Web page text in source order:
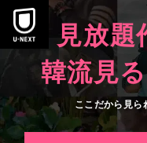
本文へスキップ
見放題
韓流見
ここだから見ら